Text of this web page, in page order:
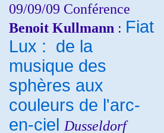
09/09/09 Conférence
Benoit Kullmann : Fiat
Lux : de la
musique des
sphères aux
couleurs de l'arc-
en-ciel Dusseldorf